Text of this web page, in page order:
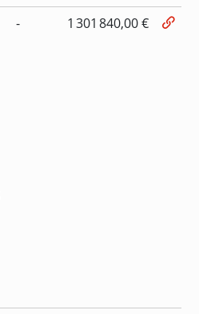
- 1 301 840,00 €